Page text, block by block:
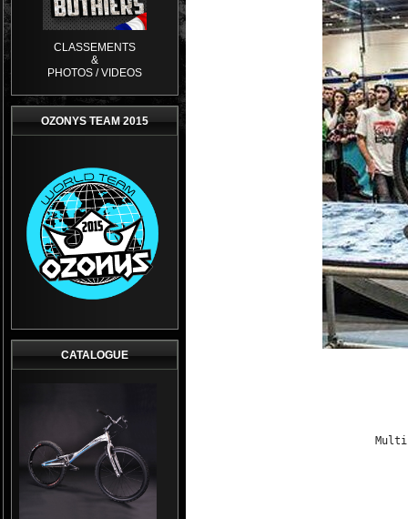
CLASSEMENTS
&
PHOTOS / VIDEOS
OZONYS TEAM 2015
CATALOGUE